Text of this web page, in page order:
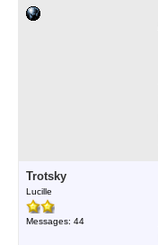
Trotsky
Lucille
Messages: 44